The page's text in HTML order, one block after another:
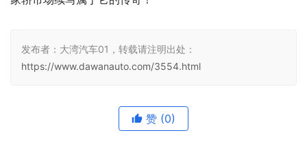
发布者：大湾汽车01，转载请注明出处：
https://www.dawanauto.com/3554.html
赞 (0)